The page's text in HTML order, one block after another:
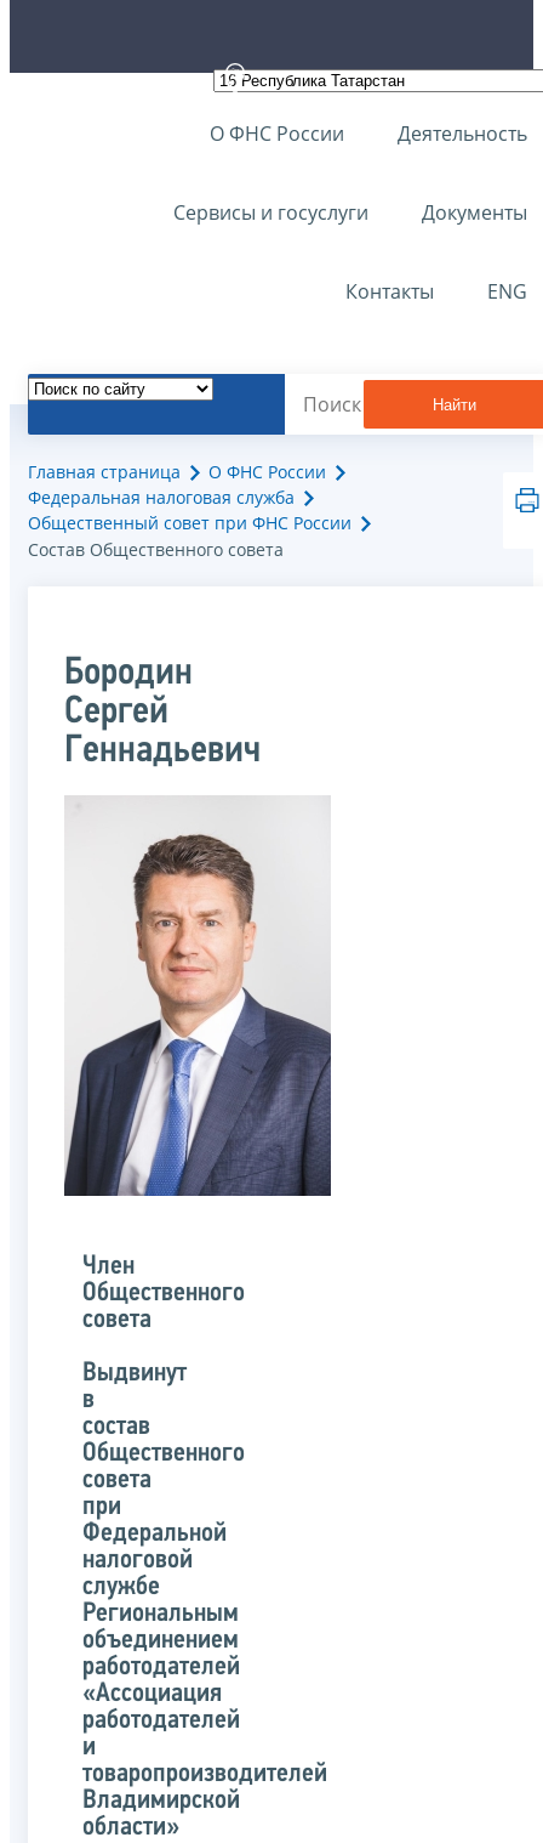
О ФНС России Деятельность
Сервисы и госуслуги Документы
Контакты ENG
Найти
Главная страница
О ФНС России
Федеральная налоговая служба
Общественный совет при ФНС России
Состав Общественного совета
Бородин
Сергей
Геннадьевич
Член
Общественного
совета
Выдвинут
в
состав
Общественного
совета
при
Федеральной
налоговой
службе
Региональным
объединением
работодателей
«Ассоциация
работодателей
и
товаропроизводителей
Владимирской
области»